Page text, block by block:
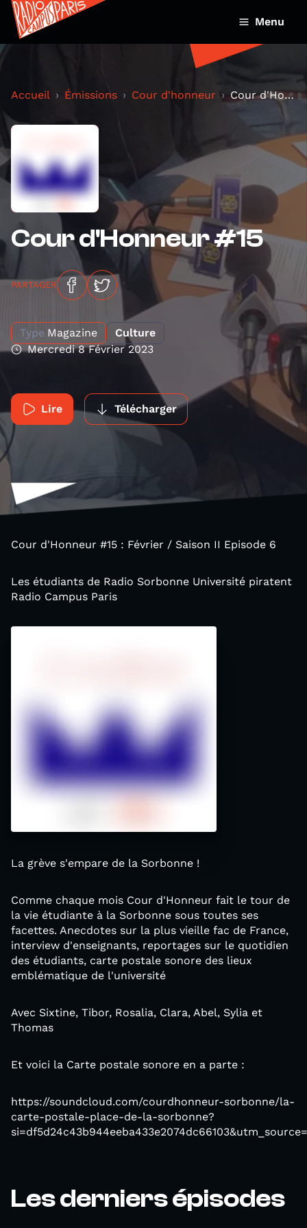
Menu
Accueil Émissions Cour d'honneur Cour d'Honneur #15
Cour d'Honneur #15
PARTAGER
Type Magazine
Culture
Mercredi 8 Février 2023
Lire Télécharger
Cour d'Honneur #15 : Février / Saison II Episode 6
Les étudiants de Radio Sorbonne Université piratent
Radio Campus Paris
La grève s'empare de la Sorbonne !
Comme chaque mois Cour d'Honneur fait le tour de
la vie étudiante à la Sorbonne sous toutes ses
facettes. Anecdotes sur la plus vieille fac de France,
interview d'enseignants, reportages sur le quotidien
des étudiants, carte postale sonore des lieux
emblématique de l'université
Avec Sixtine, Tibor, Rosalia, Clara, Abel, Sylia et
Thomas
Et voici la Carte postale sonore en a parte :
https://soundcloud.com/courdhonneur-sorbonne/la-
carte-postale-place-de-la-sorbonne?
Les derniers épisodes